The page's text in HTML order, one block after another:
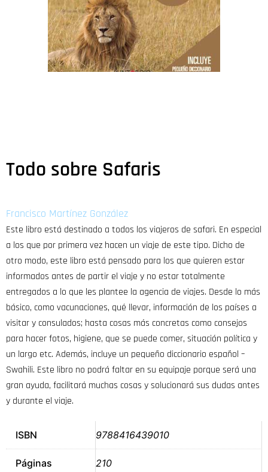
Todo sobre Safaris
Francisco Martínez González
Este libro está destinado a todos los viajeros de safari. En especial
a los que por primera vez hacen un viaje de este tipo. Dicho de
otro modo, este libro está pensado para los que quieren estar
informados antes de partir el viaje y no estar totalmente
entregados a lo que les plantee la agencia de viajes. Desde lo más
básico, como vacunaciones, qué llevar, información de los países a
visitar y consulados; hasta cosas más concretas como consejos
para hacer fotos, higiene, que se puede comer, situación política y
un largo etc. Además, incluye un pequeño diccionario español –
Swahili. Este libro no podrá faltar en su equipaje porque será una
gran ayuda, facilitará muchas cosas y solucionará sus dudas antes
y durante el viaje.
ISBN 9788416439010
Páginas 210